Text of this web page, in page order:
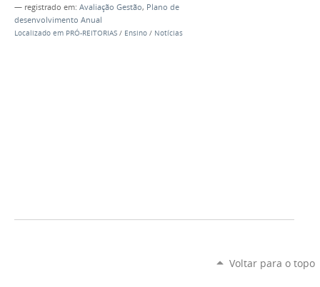
— registrado em: Avaliação Gestão, Plano de
desenvolvimento Anual
Localizado em PRÓ-REITORIAS / Ensino / Notícias
Voltar para o topo